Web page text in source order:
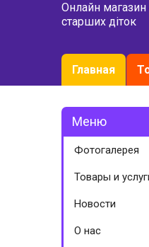
Онлайн
старших діток
Главная
Фотогалерея
Товары и
Новости
О нас